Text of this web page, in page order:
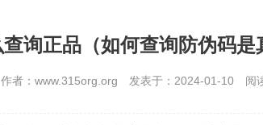
询正品（如何查询防伪码是
作者：www.315org.org 发表于：2024-01-10 阅